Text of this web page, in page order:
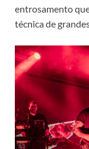
entrosamento
técnica de